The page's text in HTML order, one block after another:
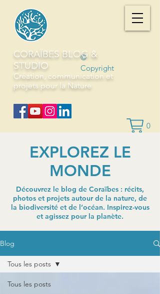
©
Copyright
0
CORAÏBES BLOG &
STUDIO
Création, communication et
projets pour la Nature
EXPLOREZ LE
MONDE
Découvrez le blog de Coraïbes : récits,
photos et projets autour de la nature, de
la biodiversité et de l’océan. Inspirez-vous
et agissez pour la planète.
Blog
Tous les posts
Tous les posts